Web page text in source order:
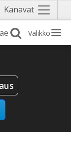
Kanavat Näytä
valikko
Valikko